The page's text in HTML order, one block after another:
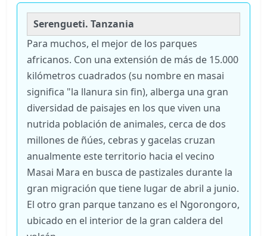
Serengueti. Tanzania
Para muchos, el mejor de los parques
africanos. Con una extensión de más de 15.000
kilómetros cuadrados (su nombre en masai
significa "la llanura sin fin), alberga una gran
diversidad de paisajes en los que viven una
nutrida población de animales, cerca de dos
millones de ñúes, cebras y gacelas cruzan
anualmente este territorio hacia el vecino
Masai Mara en busca de pastizales durante la
gran migración que tiene lugar de abril a junio.
El otro gran parque tanzano es el Ngorongoro,
ubicado en el interior de la gran caldera del